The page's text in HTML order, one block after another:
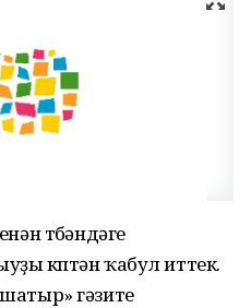
түбәндәге
күптән ҡабул иттек.
гәзите